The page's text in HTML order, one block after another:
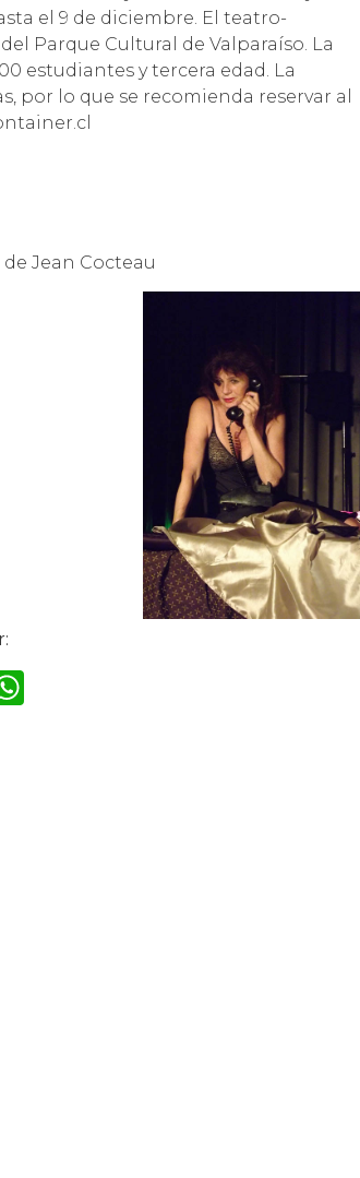
el 9 de diciembre. El teatro-
Parque Cultural de Valparaíso. La
estudiantes y tercera edad. La
por lo que se recomienda reservar al
Jean Cocteau
W